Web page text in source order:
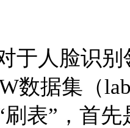
于人脸识
数据集（
表”，首